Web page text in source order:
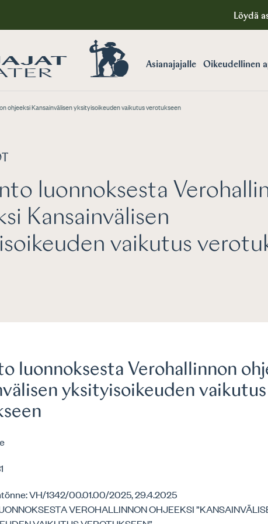
Löydä
Asianajajalle Oikeudellinen
ohjeeksi Kansainvälisen yksityisoikeuden vaikutus verotukseen
luonnoksesta
Kansainvälisen
vaikutus
luonnoksesta Verohallinnon
yksityisoikeuden vaikutus
VH/1342/00.01.00/2025, 29.4.2025
VEROHALLINNON OHJEEKSI